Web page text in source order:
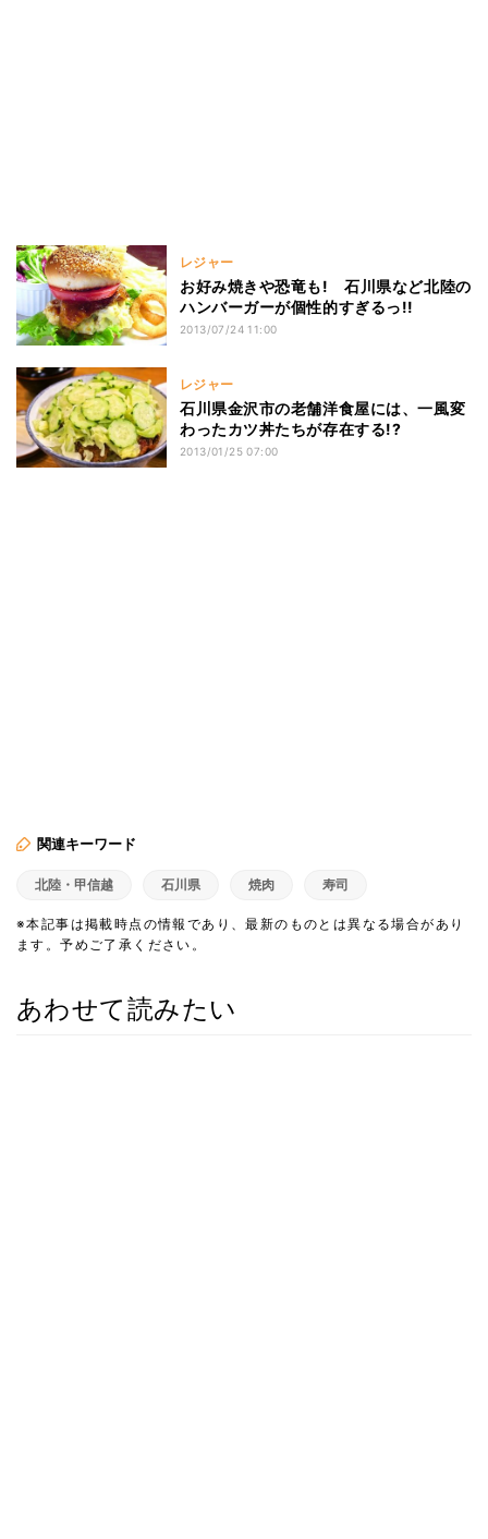
レジャー
お好み焼きや恐竜も! 石川県など北陸の
ハンバーガーが個性的すぎるっ!!
2013/07/24 11:00
レジャー
石川県金沢市の老舗洋食屋には、一風変
わったカツ丼たちが存在する!?
2013/01/25 07:00
関連キーワード
北陸・甲信越 石川県 焼肉 寿司
※本記事は掲載時点の情報であり、最新のものとは異なる場合があり
ます。予めご了承ください。
あわせて読みたい